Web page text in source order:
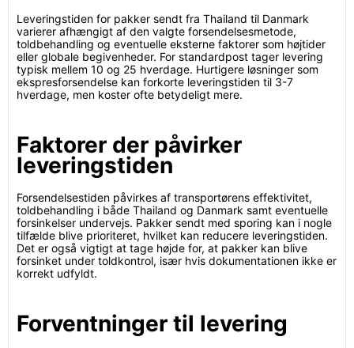
Leveringstiden for pakker sendt fra Thailand til Danmark
varierer afhængigt af den valgte forsendelsesmetode,
toldbehandling og eventuelle eksterne faktorer som højtider
eller globale begivenheder. For standardpost tager levering
typisk mellem 10 og 25 hverdage. Hurtigere løsninger som
ekspresforsendelse kan forkorte leveringstiden til 3-7
hverdage, men koster ofte betydeligt mere.
Faktorer der påvirker
leveringstiden
Forsendelsestiden påvirkes af transportørens effektivitet,
toldbehandling i både Thailand og Danmark samt eventuelle
forsinkelser undervejs. Pakker sendt med sporing kan i nogle
tilfælde blive prioriteret, hvilket kan reducere leveringstiden.
Det er også vigtigt at tage højde for, at pakker kan blive
forsinket under toldkontrol, især hvis dokumentationen ikke er
korrekt udfyldt.
Forventninger til levering